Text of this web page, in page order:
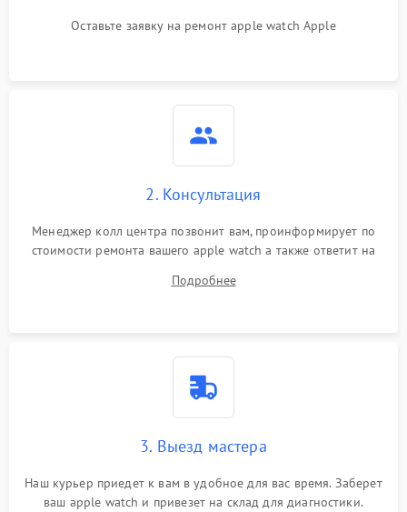
Оставьте заявку на ремонт apple watch Apple
2. Консультация
Менеджер колл центра позвонит вам, проинформирует по
стоимости ремонта вашего apple watch а также ответит на
Подробнее
3. Выезд мастера
Наш курьер приедет к вам в удобное для вас время. Заберет
ваш apple watch и привезет на склад для диагностики.